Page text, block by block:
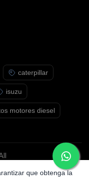
caterpillar
isuzu
motores diesel
que obtenga la